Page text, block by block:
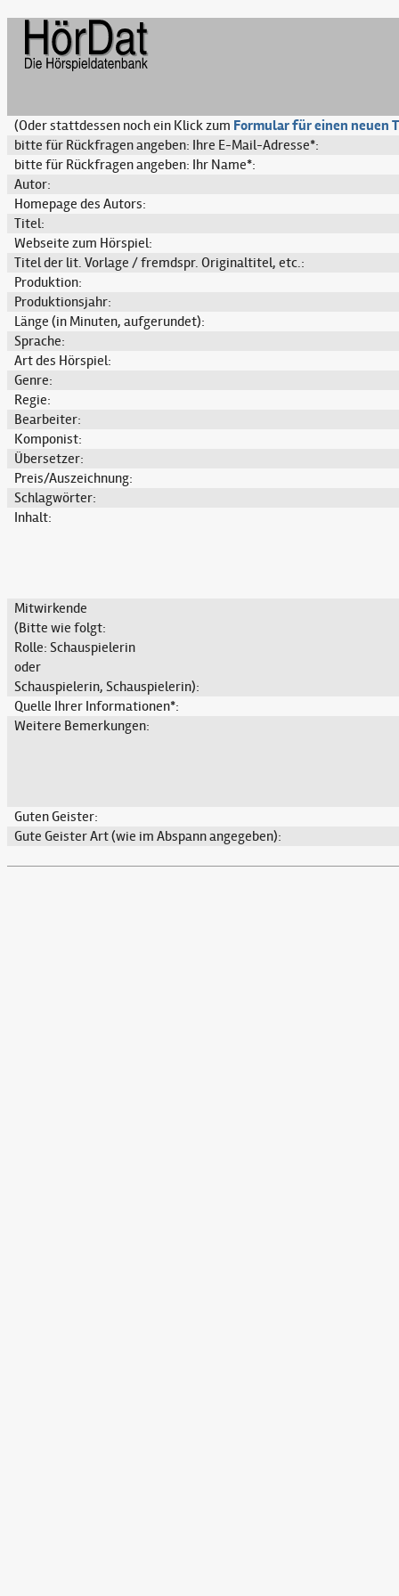
(Oder stattdessen noch ein Klick zum Formular für einen neuen
bitte für Rückfragen angeben: Ihre E-Mail-Adresse*:
bitte für Rückfragen angeben: Ihr Name*:
Autor:
Homepage des Autors:
Titel:
Webseite zum Hörspiel:
Titel der lit. Vorlage / fremdspr. Originaltitel, etc.:
Produktion:
Produktionsjahr:
Länge (in Minuten, aufgerundet):
Sprache:
Art des Hörspiel:
Genre:
Regie:
Bearbeiter:
Komponist:
Übersetzer:
Preis/Auszeichnung:
Schlagwörter:
Inhalt:
Mitwirkende
(Bitte wie folgt:
Rolle: Schauspielerin
oder
Schauspielerin, Schauspielerin):
Quelle Ihrer Informationen*:
Weitere Bemerkungen:
Guten Geister:
Gute Geister Art (wie im Abspann angegeben):